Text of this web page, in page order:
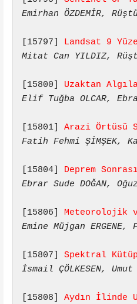
Emirhan ÖZDEMİR,
[15797] Landsat 9
Mitat Can YILDIZ,
[15800] Uzaktan
Elif Tuğba OLCAR,
[15801] Arazi Örtüsü
Fatih Fehmi ŞİMŞEK,
[15804] Deprem
Ebrar Sude DOĞAN,
[15806] Meteorolojik
Emine Müjgan
[15807] Spektral
İsmail ÇÖLKESEN, Umut
[15808] Aydın İlinde